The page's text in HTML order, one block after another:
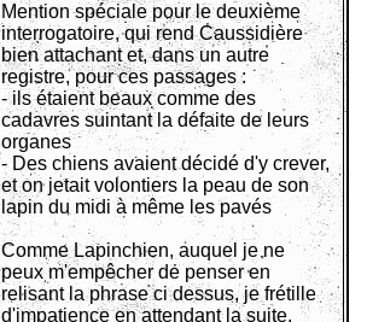
Mention spéciale pour le deuxième
interrogatoire, qui rend Caussidière
bien attachant et, dans un autre
registre, pour ces passages :
- ils étaient beaux comme des
cadavres suintant la défaite de leurs
organes
- Des chiens avaient décidé d'y crever,
et on jetait volontiers la peau de son
lapin du midi à même les pavés
Comme Lapinchien, auquel je ne
peux m'empêcher de penser en
relisant la phrase ci dessus, je frétille
d'impatience en attendant la suite.